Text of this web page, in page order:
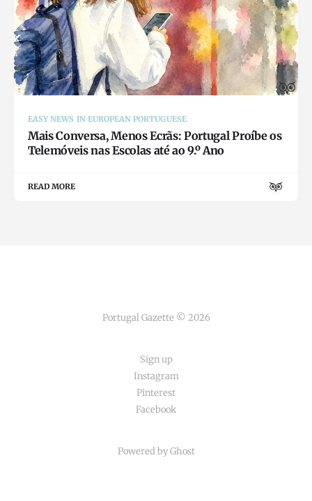
EASY NEWS IN EUROPEAN PORTUGUESE
Mais Conversa, Menos Ecrãs: Portugal Proíbe os
Telemóveis nas Escolas até ao 9.º Ano
READ MORE
Portugal Gazette © 2026
Sign up
Instagram
Pinterest
Facebook
Powered by Ghost